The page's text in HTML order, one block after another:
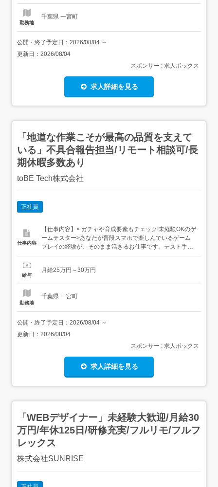
勤務地
千葉県 一宮町
公開・終了予定日： 2026/08/04 ～
更新日： 2026/08/04
スポンサー : 求人ボックス
求人詳細を見る
「地道な作業こそが最高の品質を支えて
いる」不具合報告担当/リモート相談可/長
期休暇多数あり
toBE Tech株式会社
正社員
仕事内容
【仕事内容】< ガチャや育成要素もチェック!未経験OKのゲ
ームテスター>あなたが普段スマホで楽しんでいるゲーム
プレイの経験が、そのまま活きるお仕事です。テスト手順
書があるため、指示通りに操作するだけで不具合を見つけ
トできるため、心強いのも魅力です。 技術を身に付け、さ
給与
月給25万円～30万円
勤務地
千葉県 一宮町
公開・終了予定日： 2026/08/04 ～
更新日： 2026/08/04
スポンサー : 求人ボックス
求人詳細を見る
「WEBデザイナー」未経験大歓迎/月給30
万円/年休125日/研修充実/フルリモ/フルフ
レックス
株式会社SUNRISE